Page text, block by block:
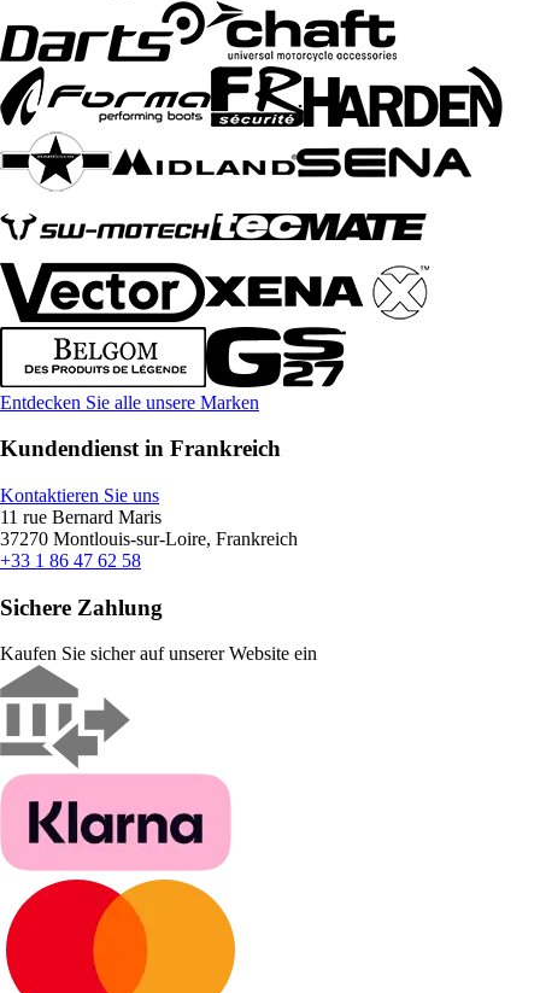
Entdecken Sie alle unsere Marken
Kundendienst in Frankreich
Kontaktieren Sie uns
11 rue Bernard Maris
37270 Montlouis-sur-Loire, Frankreich
+33 1 86 47 62 58
Sichere Zahlung
Kaufen Sie sicher auf unserer Website ein